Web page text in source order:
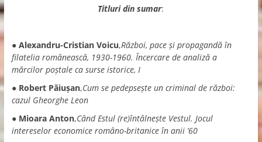
Titluri din sumar:
● Alexandru-Cristian Voicu,Război, pace și propagandă în
filatelia românească, 1930-1960. Încercare de analiză a
mărcilor poștale ca surse istorice, I
● Robert Păiuşan,Cum se pedepseşte un criminal de război:
cazul Gheorghe Leon
● Mioara Anton,Când Estul (re)întâlnește Vestul. Jocul
intereselor economice româno-britanice în anii ’60